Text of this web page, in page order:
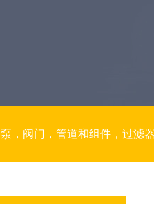
泵，阀门，管道和组件，过滤